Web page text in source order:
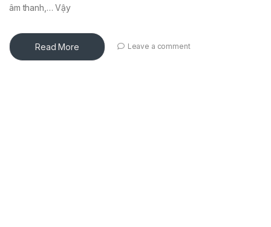
âm thanh,… Vậy
Read More Leave a comment